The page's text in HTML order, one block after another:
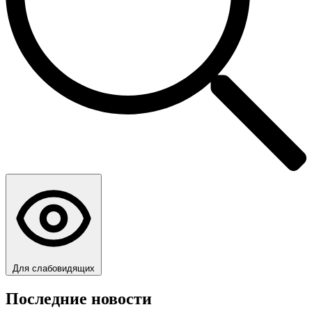
Для слабовидящих
Последние новости